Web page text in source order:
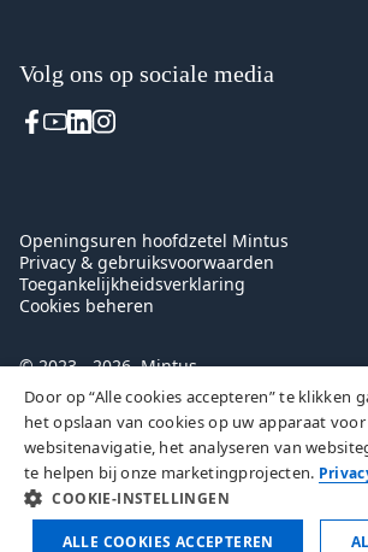
Volg ons op sociale media
Voet
Openingsuren hoofdzetel Mintus
Privacy & gebruiksvoorwaarden
Toegankelijkheidsverklaring
Cookies beheren
© 2023 - 2026, Mintus
Door op “Alle cookies accepteren” te klikken
het opslaan van cookies op uw apparaat
websitenavigatie, het analyseren van
te helpen bij onze marketingprojecten.
COOKIE-INSTELLINGEN
ALLE COOKIES ACCEPTEREN